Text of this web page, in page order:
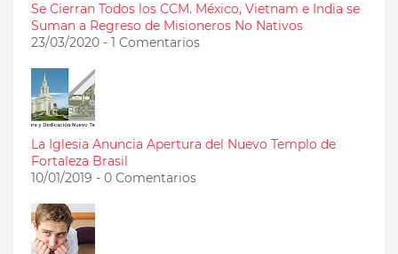
Se Cierran Todos los CCM. México, Vietnam e India se
Suman a Regreso de Misioneros No Nativos
23/03/2020 - 1 Comentarios
La Iglesia Anuncia Apertura del Nuevo Templo de
Fortaleza Brasil
10/01/2019 - 0 Comentarios